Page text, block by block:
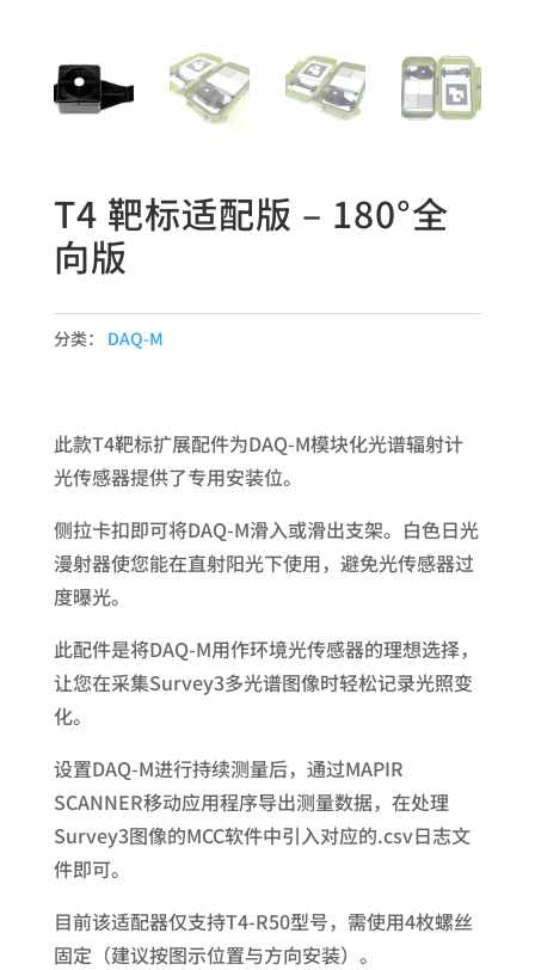
T4 靶标适配版 – 180°全
向版
分类： DAQ-M
此款T4靶标扩展配件为DAQ-M模块化光谱辐射计
光传感器提供了专用安装位。
侧拉卡扣即可将DAQ-M滑入或滑出支架。白色日光
漫射器使您能在直射阳光下使用，避免光传感器过
度曝光。
此配件是将DAQ-M用作环境光传感器的理想选择，
让您在采集Survey3多光谱图像时轻松记录光照变
化。
设置DAQ-M进行持续测量后，通过MAPIR
SCANNER移动应用程序导出测量数据，在处理
Survey3图像的MCC软件中引入对应的.csv日志文
件即可。
目前该适配器仅支持T4-R50型号，需使用4枚螺丝
固定（建议按图示位置与方向安装）。